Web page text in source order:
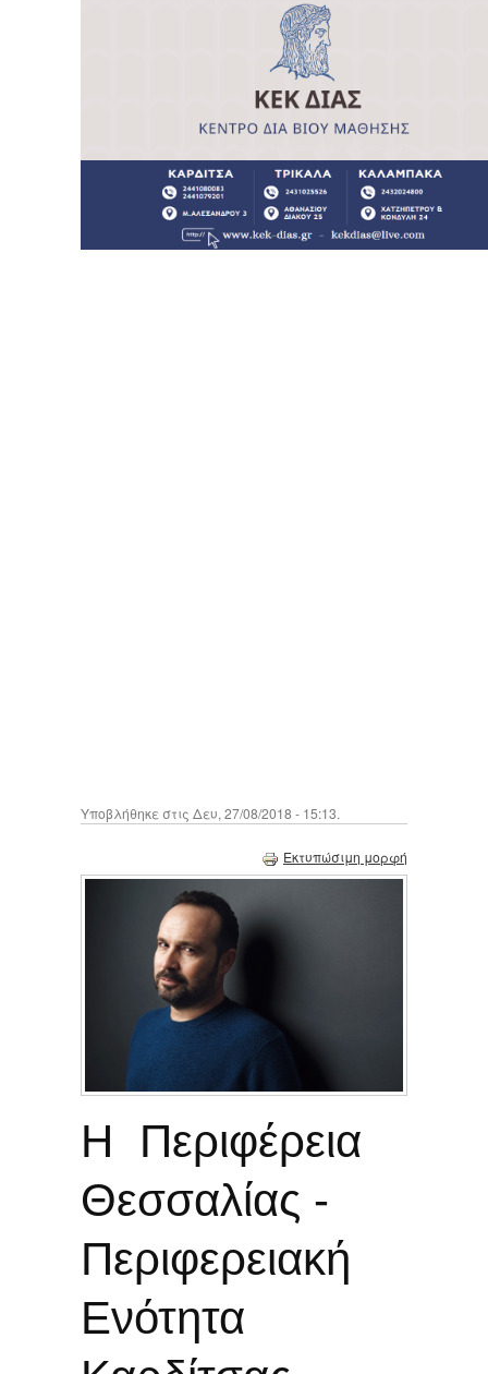
Υποβλήθηκε στις Δευ, 27/08/2018 - 15:13.
Εκτυπώσιμη μορφή
Η Περιφέρεια
Θεσσαλίας -
Περιφερειακή
Ενότητα